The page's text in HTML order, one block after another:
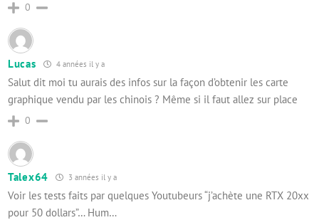
0
Lucas 4 années il y a
Salut dit moi tu aurais des infos sur la façon d’obtenir les carte
graphique vendu par les chinois ? Même si il faut allez sur place
0
Talex64 3 années il y a
Voir les tests faits par quelques Youtubeurs “j’achète une RTX 20xx
pour 50 dollars”… Hum…